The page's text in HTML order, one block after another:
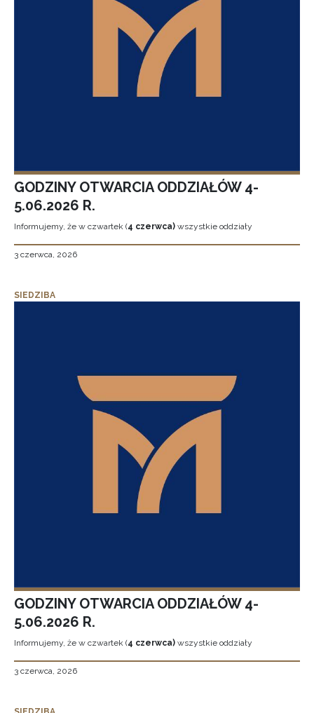
GODZINY OTWARCIA ODDZIAŁÓW 4-
5.06.2026 R.
Informujemy, że w czwartek (4 czerwca) wszystkie oddziały
3 czerwca, 2026
SIEDZIBA
GODZINY OTWARCIA ODDZIAŁÓW 4-
5.06.2026 R.
Informujemy, że w czwartek (4 czerwca) wszystkie oddziały
3 czerwca, 2026